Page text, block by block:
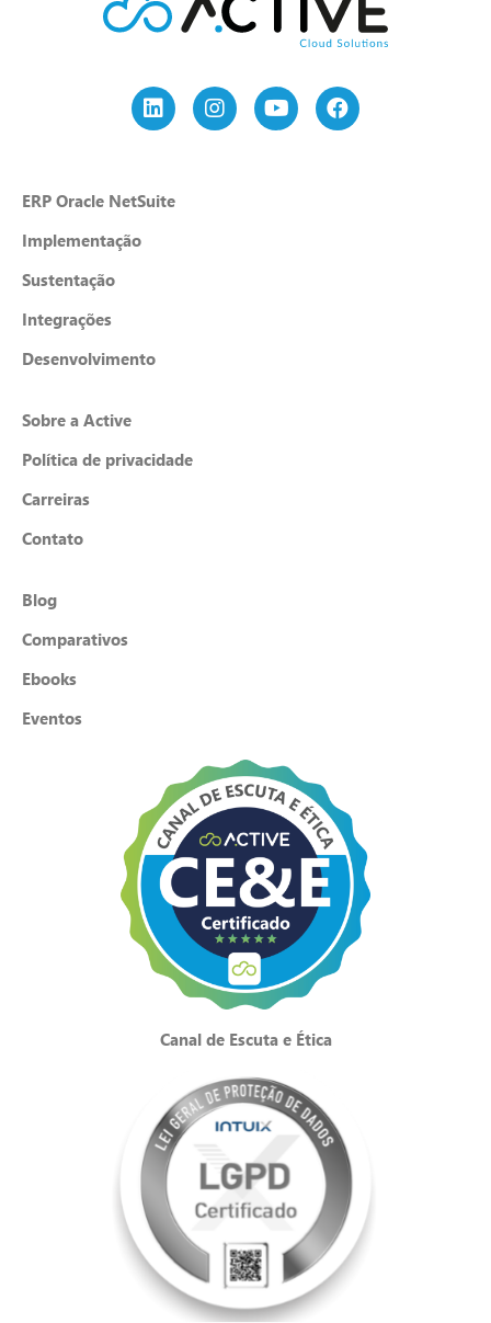
ERP Oracle NetSuite
Implementação
Sustentação
Integrações
Desenvolvimento
Sobre a Active
Política de privacidade
Carreiras
Contato
Blog
Comparativos
Ebooks
Eventos
Canal de Escuta e Ética